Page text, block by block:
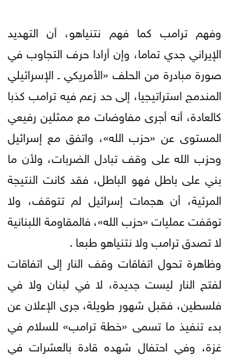
وفهم ترامب كما فهم نتنياهو، أن التهديد
الإيراني جدي تماما، وإن أرادا حرف التجاوب في
صورة مبادرة من الحلف «الأمريكي ـ الإسرائيلي
المندمج استراتيجيا، إلى حد زعم فيه ترامب كذبا
كالعادة، أنه أجرى مفاوضات مع ممثلين رفيعي
المستوى عن «حزب الله»، واتفق مع إسرائيل
وحزب الله على وقف تبادل الضربات، ولأن ما
بني على باطل فهو الباطل، فقد كانت النتيجة
المرئية، أن هجمات إسرائيل لم تتوقف، ولا
توقفت عمليات «حزب الله»، فالمقاومة اللبنانية
لا تصدق ترامب ولا نتنياهو طبعا .
وظاهرة تحول اتفاقات وقف النار إلى اتفاقات
لفتح النار ليست جديدة، لا في لبنان ولا في
فلسطين، فقبل شهور طويلة، جرى الإعلان عن
بدء تنفيذ ما تسمى «خطة ترامب» للسلام في
غزة، وفي احتفال شهده قادة بالعشرات في